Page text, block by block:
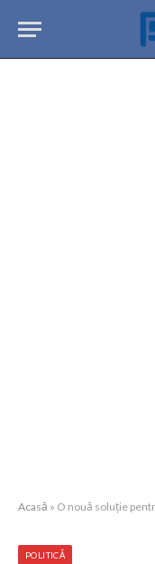
Acasă » O nouă soluție pentru
POLITICĂ